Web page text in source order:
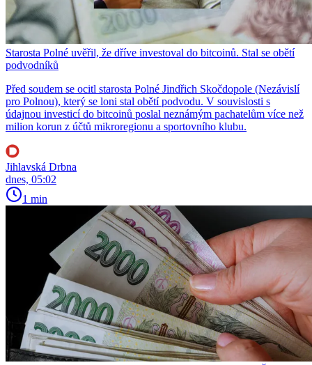
Starosta Polné uvěřil, že dříve investoval do bitcoinů. Stal se obětí
podvodníků
Před soudem se ocitl starosta Polné Jindřich Skočdopole (Nezávislí
pro Polnou), který se loni stal obětí podvodu. V souvislosti s
údajnou investicí do bitcoinů poslal neznámým pachatelům více než
milion korun z účtů mikroregionu a sportovního klubu.
Jihlavská Drbna
dnes, 05:02
1 min